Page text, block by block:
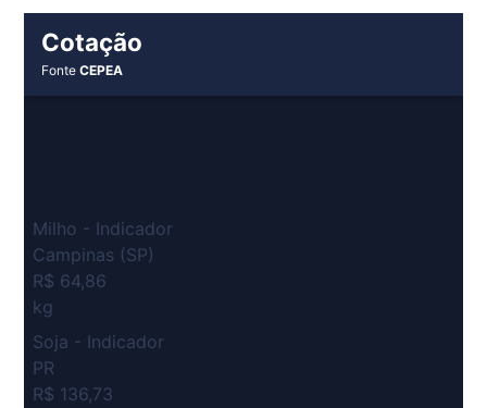
Cotação
FonteCEPEA
Milho - Indicador
Campinas (SP)
R$ 64,86
kg
Soja - Indicador
PR
R$ 136,73